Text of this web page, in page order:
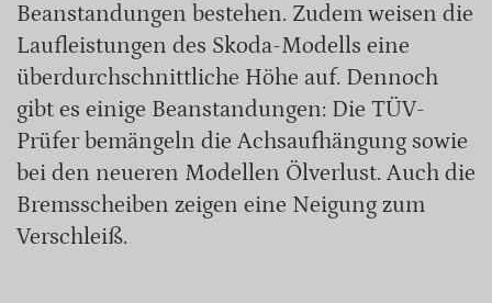
Beanstandungen bestehen. Zudem weisen die
Laufleistungen des Skoda-Modells eine
überdurchschnittliche Höhe auf. Dennoch
gibt es einige Beanstandungen: Die TÜV-
Prüfer bemängeln die Achsaufhängung sowie
bei den neueren Modellen Ölverlust. Auch die
Bremsscheiben zeigen eine Neigung zum
Verschleiß.